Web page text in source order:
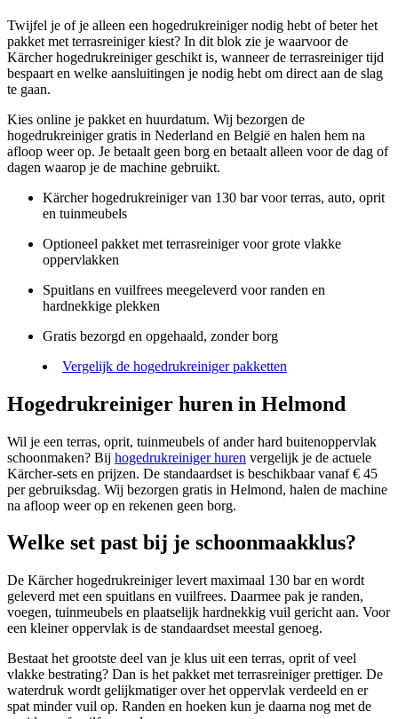
Twijfel je of je alleen een hogedrukreiniger nodig hebt of beter het
pakket met terrasreiniger kiest? In dit blok zie je waarvoor de
Kärcher hogedrukreiniger geschikt is, wanneer de terrasreiniger tijd
bespaart en welke aansluitingen je nodig hebt om direct aan de slag
te gaan.
Kies online je pakket en huurdatum. Wij bezorgen de
hogedrukreiniger gratis in Nederland en België en halen hem na
afloop weer op. Je betaalt geen borg en betaalt alleen voor de dag of
dagen waarop je de machine gebruikt.
Kärcher hogedrukreiniger van 130 bar voor terras, auto, oprit
en tuinmeubels
Optioneel pakket met terrasreiniger voor grote vlakke
oppervlakken
Spuitlans en vuilfrees meegeleverd voor randen en
hardnekkige plekken
Gratis bezorgd en opgehaald, zonder borg
Vergelijk de hogedrukreiniger pakketten
Hogedrukreiniger huren in Helmond
Wil je een terras, oprit, tuinmeubels of ander hard buitenoppervlak
schoonmaken? Bij hogedrukreiniger huren vergelijk je de actuele
Kärcher-sets en prijzen. De standaardset is beschikbaar vanaf € 45
per gebruiksdag. Wij bezorgen gratis in Helmond, halen de machine
na afloop weer op en rekenen geen borg.
Welke set past bij je schoonmaakklus?
De Kärcher hogedrukreiniger levert maximaal 130 bar en wordt
geleverd met een spuitlans en vuilfrees. Daarmee pak je randen,
voegen, tuinmeubels en plaatselijk hardnekkig vuil gericht aan. Voor
een kleiner oppervlak is de standaardset meestal genoeg.
Bestaat het grootste deel van je klus uit een terras, oprit of veel
vlakke bestrating? Dan is het pakket met terrasreiniger prettiger. De
waterdruk wordt gelijkmatiger over het oppervlak verdeeld en er
spat minder vuil op. Randen en hoeken kun je daarna nog met de